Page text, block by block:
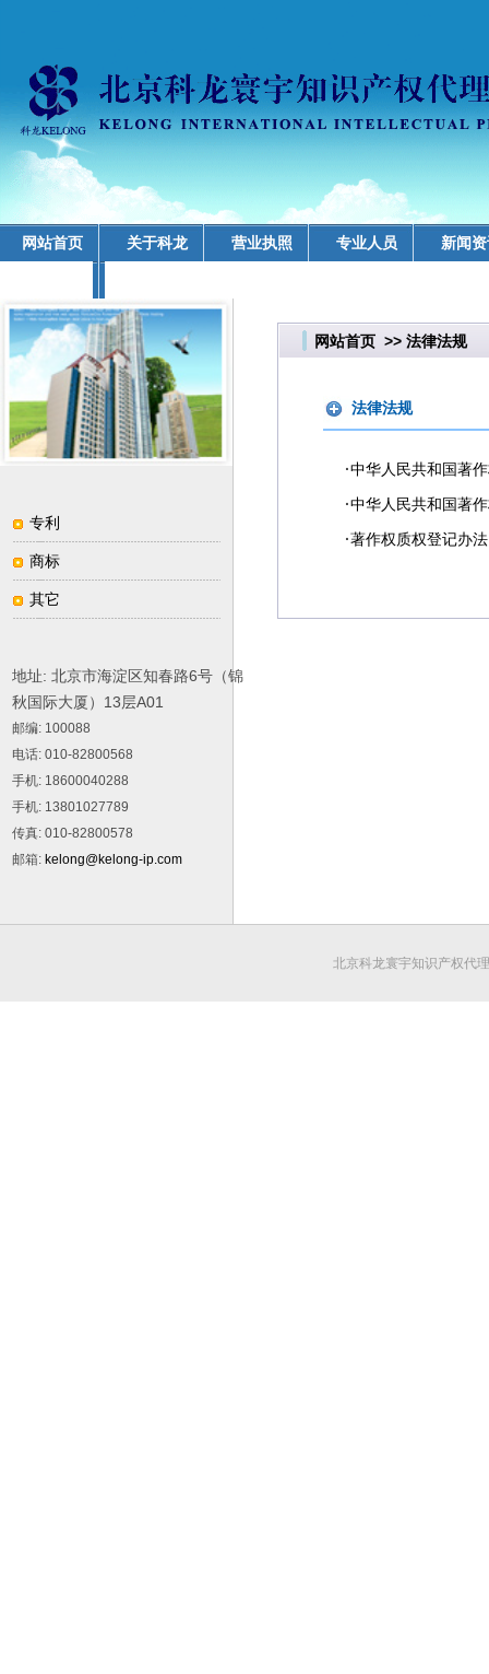
网站首页 关于科龙 营业执照 专业人员 新闻
专利
商标
其它
地址: 北京市海淀区知春路6号（锦
秋国际大厦）13层A01
邮编: 100088
电话: 010-82800568
手机: 18600040288
手机: 13801027789
传真: 010-82800578
邮箱: kelong@kelong-ip.com
网站首页 >> 法律法规
法律法规
·中华人民共和国著
·中华人民共和国著
·著作权质权登记办
北京科龙寰宇知识产权代